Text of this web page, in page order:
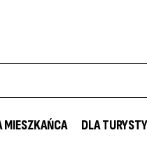
MIESZKAŃCA DLA TURYSTY